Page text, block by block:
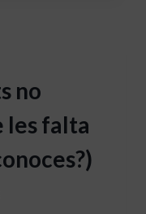
no
les falta